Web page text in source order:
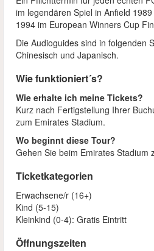
im legendären Spiel in Anfield
1994 im European Winners Cup
Die Audioguides sind in folgenden
Chinesisch und Japanisch.
Wie funktioniert´s?
Wie erhalte ich meine Tickets?
Kurz nach Fertigstellung Ihrer
zum Emirates Stadium.
Wo beginnt diese Tour?
Gehen Sie beim Emirates Stadium
Ticketkategorien
Erwachsene/r (16+)
Kind (5-15)
Kleinkind (0-4): Gratis Eintritt
Öffnungszeiten